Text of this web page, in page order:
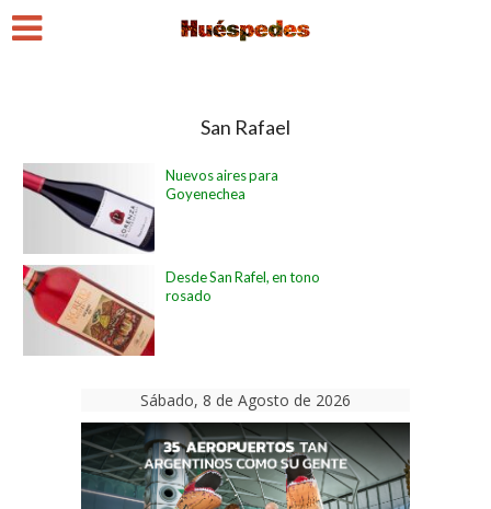
San Rafael
Nuevos aires para
Goyenechea
Desde San Rafel, en tono
rosado
Sábado, 8 de Agosto de 2026